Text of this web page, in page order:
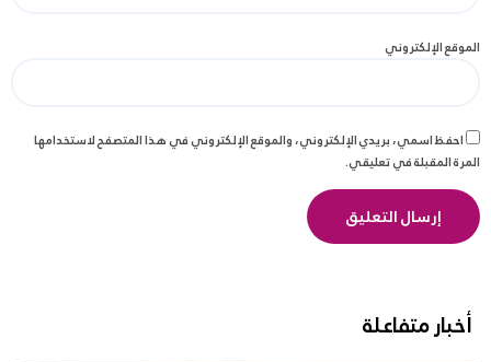
الموقع الإلكتروني
احفظ اسمي، بريدي الإلكتروني، والموقع الإلكتروني في هذا المتصفح لاستخدامها
المرة المقبلة في تعليقي.
أخبار متفاعلة